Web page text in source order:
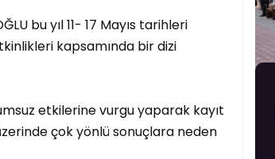
bu yıl 11- 17 Mayıs tarihleri
kapsamında bir dizi
etkilerine vurgu yaparak kayıt
çok yönlü sonuçlara neden